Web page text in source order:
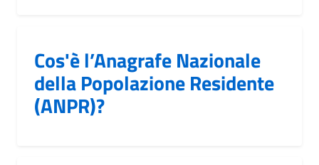
Cos'è l’Anagrafe Nazionale
della Popolazione Residente
(ANPR)?